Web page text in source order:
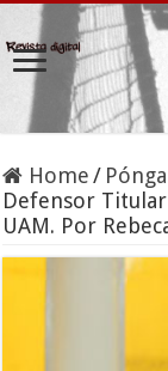
Home /
Defensor
UAM. Por